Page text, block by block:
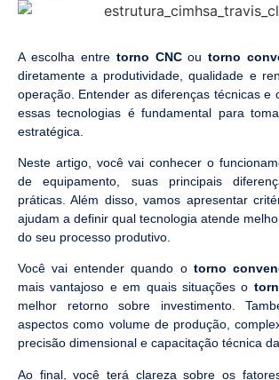
A escolha entre torno CNCoutorno
diretamente a produtividade, qualidade e
operação. Entender as diferenças técnicas e
essas tecnologias é fundamental para
estratégica.
Neste artigo, você vai conhecer o
de equipamento, suas principais
práticas. Além disso, vamos apresentar
ajudam a definir qual tecnologia atende
do seu processo produtivo.
Você vai entender quando o torno
mais vantajoso e em quais situações o
melhor retorno sobre investimento.
aspectos como volume de produção,
precisão dimensional e capacitação técnica
Ao final, você terá clareza sobre os